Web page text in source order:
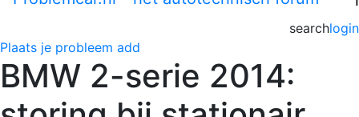
login
search
Plaats je probleem add
BMW 2-serie 2014: